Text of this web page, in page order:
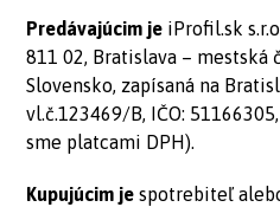
Predávajúcim je iProfil.sk
811 02, Bratislava – mestská
Slovensko, zapísaná na
vl.č.123469/B, IČO:
sme platcami DPH).
Kupujúcim je spotrebiteľ